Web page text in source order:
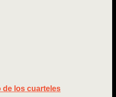
de los cuarteles